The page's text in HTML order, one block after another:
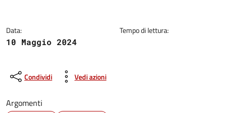
Data:
10 Maggio 2024
Tempo di lettura:
Condividi Vedi azioni
Argomenti